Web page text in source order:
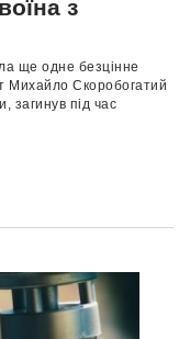
з
ще одне безцінне
Михайло Скоробогатий
загинув під час